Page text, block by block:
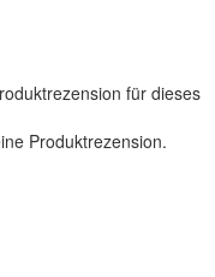
für dieses
Produktrezension.